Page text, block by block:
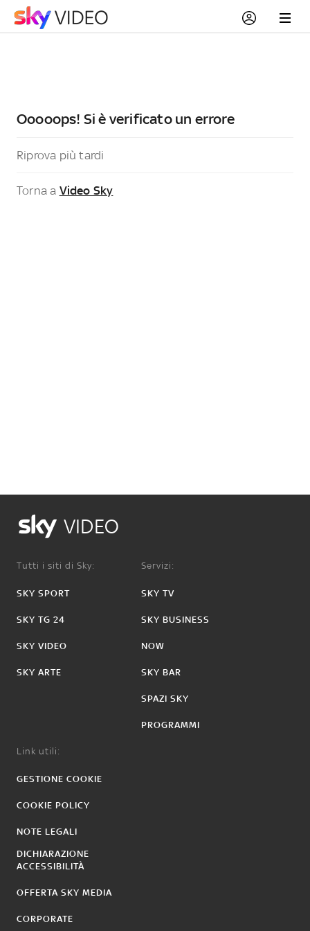
Ooooops! Si è verificato un errore
Riprova più tardi
Torna a Video Sky
VIDEO
Tutti i siti di Sky:
SKY SPORT
SKY TG 24
SKY VIDEO
SKY ARTE
Servizi:
SKY TV
SKY BUSINESS
NOW
SKY BAR
SPAZI SKY
PROGRAMMI
Link utili:
GESTIONE COOKIE
COOKIE POLICY
NOTE LEGALI
DICHIARAZIONE
ACCESSIBILITÀ
OFFERTA SKY MEDIA
CORPORATE